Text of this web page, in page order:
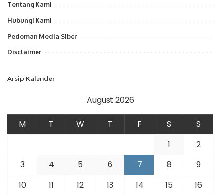
Tentang Kami
Hubungi Kami
Pedoman Media Siber
Disclaimer
Arsip Kalender
August 2026
M T W T F S
S
1
2
3
4 5 6 7 8
9
10
11 12 13 14 15
16